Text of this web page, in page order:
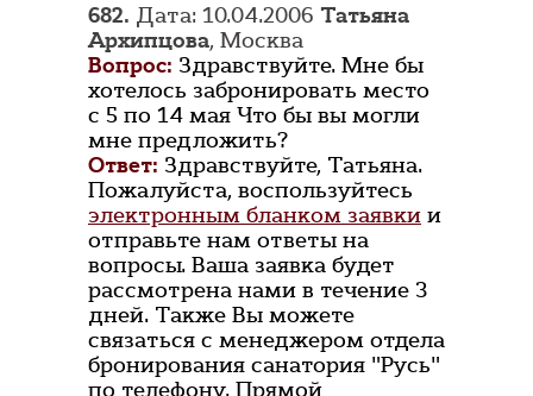
682. Дата: 10.04.2006 Татьяна
Архипцова, Москва
Вопрос: Здравствуйте. Мне бы
хотелось забронировать место
с 5 по 14 мая Что бы вы могли
мне предложить?
Ответ: Здравствуйте, Татьяна.
Пожалуйста, воспользуйтесь
электронным бланком заявки и
отправьте нам ответы на
вопросы. Ваша заявка будет
рассмотрена нами в течение 3
дней. Также Вы можете
связаться с менеджером отдела
бронирования санатория "Русь"
по телефону. Прямой